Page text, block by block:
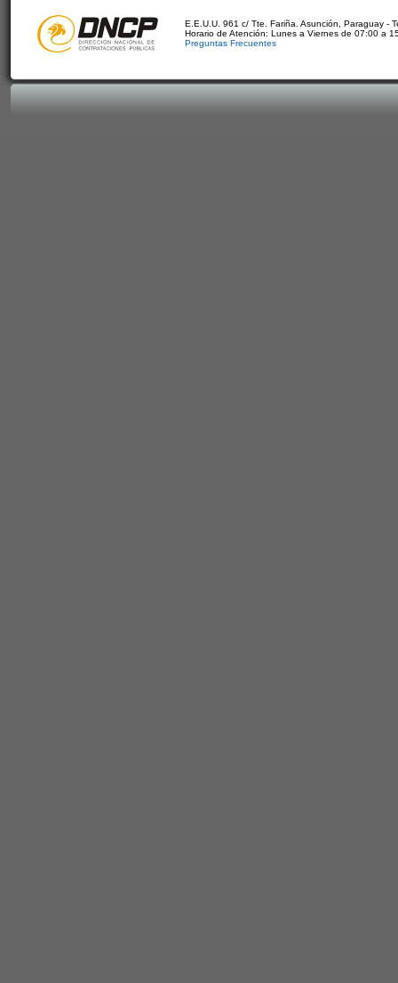
E.E.U.U. 961 c/ Tte. Fariña. Asunción, Paraguay -
Horario de Atención: Lunes a Viernes de 07:00 a
Preguntas Frecuentes